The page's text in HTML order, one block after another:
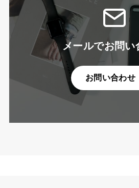
メールでお問い
お問い合わせ